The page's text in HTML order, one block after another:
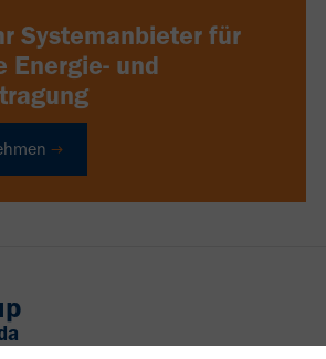
Systemanbieter für
Energie- und